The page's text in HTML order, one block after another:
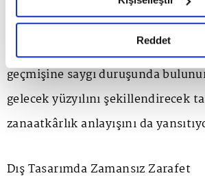
okumak ve sitemizi ziyaretiniz
gerçekleştirilen veri işleme faaliyetleri
detaylı bilgi almak için lütfentıklayınız.
Reddet
markanın tarihine atıfta bulunan
araçlara işlendi. Koleksiyon,
geçmişine saygı duruşunda
gelecek yüzyılını şekillendirecek
zanaatkârlık anlayışını da
Dış Tasarımda Zamansız Zarafet